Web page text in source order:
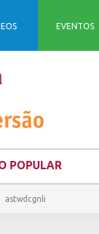
EVENTOS
POPULAR
astwdcgnli